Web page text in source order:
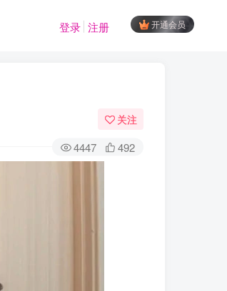
开通会员
登录 注册
关注
4447 492